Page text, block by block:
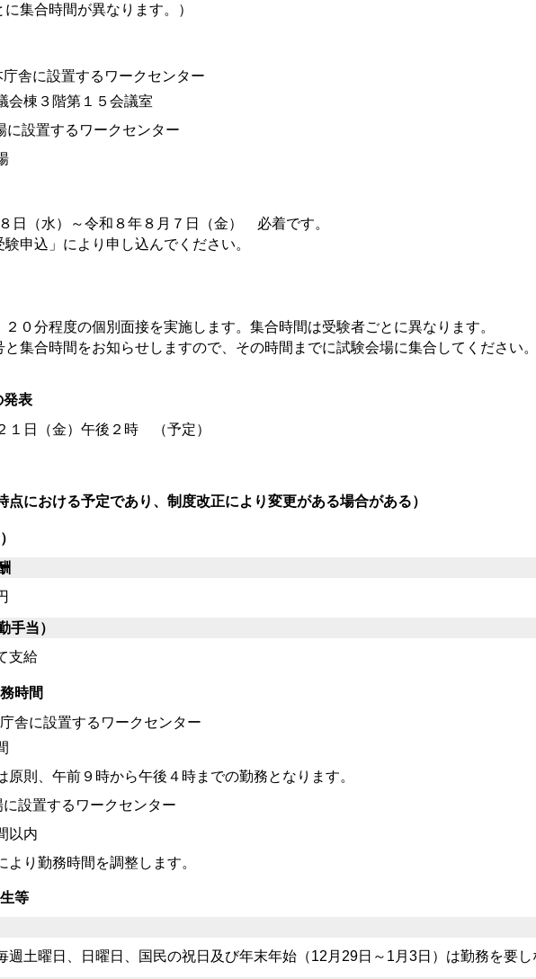
集合時間が異なります。）
舎に設置するワークセンター
棟３階第１５会議室
設置するワークセンター
日（水）～令和８年８ 月７日（金） 必着です。
申込」により申し込んでください。
０分程度の個別面接を実施します。集合時間は受験者ごとに異なります。
と集合時間をお知らせしますので、その時間までに試験会場に集合してください。
発表
１日（金）午後２時 （予定）
点における予定であり、制度改正により変更がある場合がある）
手当）
支給
時間
舎に設置するワークセンター
則、午前９時から午後４時までの勤務となります。
設置するワークセンター
以内
り勤務時間を調整します。
等
土曜日、日曜日、国民の祝日及び年末年始（12月29日～1月3日）は勤務を要し